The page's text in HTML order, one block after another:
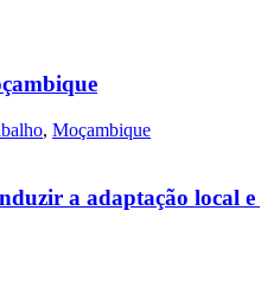
, Moçambique
a adaptação local